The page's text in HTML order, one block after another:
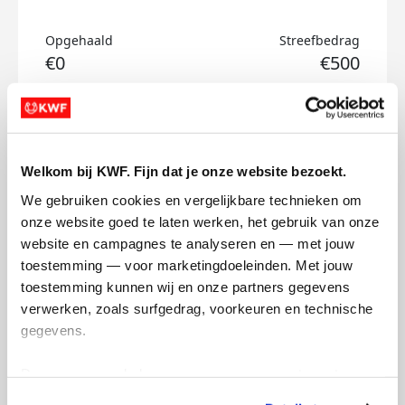
Welkom bij KWF. Fijn dat je onze website bezoekt.
We gebruiken cookies en vergelijkbare technieken om
onze website goed te laten werken, het gebruik van onze
website en campagnes te analyseren en — met jouw
toestemming — voor marketingdoeleinden. Met jouw
toestemming kunnen wij en onze partners gegevens
verwerken, zoals surfgedrag, voorkeuren en technische
gegevens.
Opgehaald
€0
Streefbedrag
€500
Doneer
Marieke's badges